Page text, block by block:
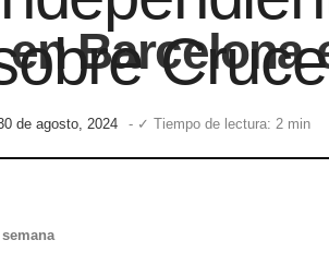
Barcelona
de agosto, 2024 - ✓ Tiempo de lectura: 2 min